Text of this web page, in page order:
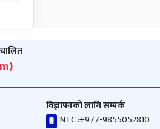
विज्ञापनको लागि सम्पर्क
NTC :+977-9855052810